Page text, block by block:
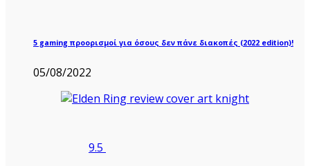
5 gaming προορισμοί για όσους δεν πάνε διακοπές (2022 edition)!
05/08/2022
9.5